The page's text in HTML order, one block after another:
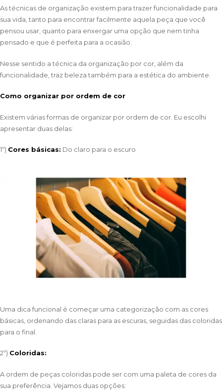
As técnicas de organização existem para trazer funcionalidade para
sua vida, tanto para encontrar facilmente aquela peça que você
pensou usar, quanto para enxergar uma opção que nem tinha
pensado e que é perfeita para a ocasião.
Nesse sentido a técnica da organização por cor, além da
funcionalidade, traz beleza também para a estética do ambiente.
Como organizar por ordem de cor
Existem várias formas de organizar por ordem de cor. Eu escolhi
apresentar duas delas:
1º) Cores básicas: Do claro para o escuro
Uma dica funcional é começar uma categorização com as cores
básicas, ordenando das claras para as escuras, seguidas das coloridas
para o final.
2º) Coloridas:
A ordem de peças coloridas pode ser com uma paleta de cores da
sua preferência. Vejamos duas opções: